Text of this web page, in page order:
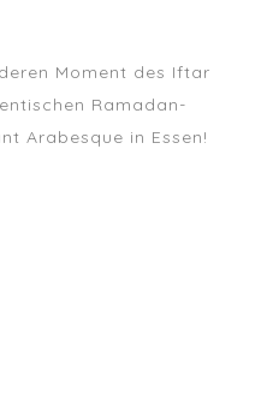
Moment des Iftar
Ramadan-
Arabesque in Essen!